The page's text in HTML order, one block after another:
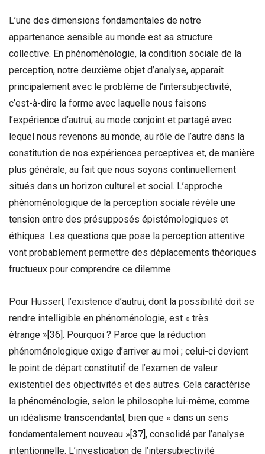
L’une des dimensions fondamentales de notre
appartenance sensible au monde est sa structure
collective. En phénoménologie, la condition sociale de la
perception, notre deuxième objet d’analyse, apparaît
principalement avec le problème de l’intersubjectivité,
c’est-à-dire la forme avec laquelle nous faisons
l’expérience d’autrui, au mode conjoint et partagé avec
lequel nous revenons au monde, au rôle de l’autre dans la
constitution de nos expériences perceptives et, de manière
plus générale, au fait que nous soyons continuellement
situés dans un horizon culturel et social. L’approche
phénoménologique de la perception sociale révèle une
tension entre des présupposés épistémologiques et
éthiques. Les questions que pose la perception attentive
vont probablement permettre des déplacements théoriques
fructueux pour comprendre ce dilemme.
Pour Husserl, l’existence d’autrui, dont la possibilité doit se
rendre intelligible en phénoménologie, est « très
étrange » [36] . Pourquoi ? Parce que la réduction
phénoménologique exige d’arriver au moi ; celui-ci devient
le point de départ constitutif de l’examen de valeur
existentiel des objectivités et des autres. Cela caractérise
la phénoménologie, selon le philosophe lui-même, comme
un idéalisme transcendantal, bien que « dans un sens
fondamentalement nouveau » [37] , consolidé par l’analyse
intentionnelle. L’investigation de l’intersubjectivité